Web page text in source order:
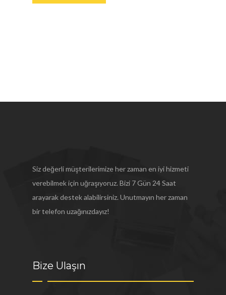
Siz değerli müşterilerimize her zaman en iyi hizmeti
verebilmek için uğraşıyoruz. Bizi 7 Gün 24 Saat
arayarak destek alabilirsiniz. Unutmayın her zaman
bir telefon uzağınızdayız!
Bize Ulaşın